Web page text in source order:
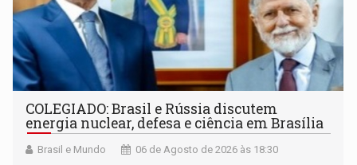
COLEGIADO: Brasil e Rússia discutem
energia nuclear, defesa e ciência em Brasília
Brasil e Mundo 06 de Agosto de 2026 às 18:30